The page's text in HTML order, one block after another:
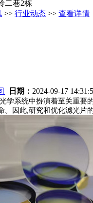
二巷2栋
>> 行业动态 >> 查看详情
日期： 2024-09-17
学系统中扮演着至关重要
因此,研究和优化滤光片